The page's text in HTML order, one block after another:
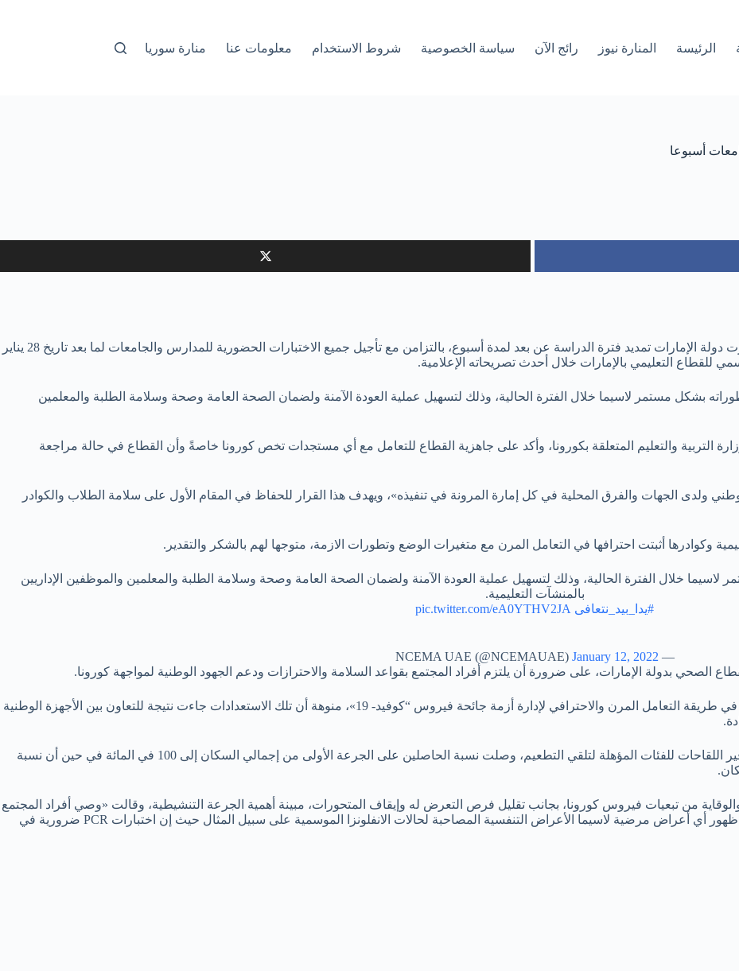
الرئیسة المنارة نيوز رائج الآن سياسة الخصوصية شروط الاستخدام معلومات عنا منارة سوريا
أسبوعا
بدءا من تاريخ 17 يناير المقبل وحتى 21 من نفس الشهر 2022، قررت دولة الإمارات تمديد فترة الدراسة عن بعد لمدة أسبوع، بالتزامن مع تأجيل جميع الاختبارات الحضورية للمدارس والجامعات لما بعد تاريخ 28 يناير
بشكل مستمر لاسيما خلال الفترة الحالية، وذلك لتسهيل عملية العودة الآمنة ولضمان الصحة العامة وصحة وسلامة الطلبة والمعلمين
التربية والتعليم المتعلقة بكورونا، وأكد على جاهزية القطاع للتعامل مع أي مستجدات تخص كورونا خاصةً وأن القطاع في حالة مراجعة
ولدى الجهات والفرق المحلية في كل إمارة المرونة في تنفيذه»، ويهدف هذا القرار للحفاظ في المقام الأول على سلامة الطلاب والكوادر
وكوادرها أثبتت احترافها في التعامل المرن مع متغيرات الوضع وتطورات الازمة، متوجها لهم بالشكر والتقدير.
لاسيما خلال الفترة الحالية، وذلك لتسهيل عملية العودة الآمنة ولضمان الصحة العامة وصحة وسلامة الطلبة والمعلمين والموظفين الإداريين
بالمنشآت التعليمية.
#يدا_بيد_نتعافى pic.twitter.com/eA0YTHV2JA
— NCEMA UAE (@NCEMAUAE)
January 12, 2022
الصحي بدولة الإمارات، على ضرورة أن يلتزم أفراد المجتمع بقواعد السلامة والاحترازات ودعم الجهود الوطنية لمواجهة كورونا.
وأوضحت «إن دولة الإمارات قدمت منذ بداية الجائحة نموذجا رائدا في طريقة التعامل المرن والاحترافي لإدارة أزمة جائحة فيروس “كوفيد- 19»، منوهة أن تلك الاستعدادات جاءت نتيجة للتعاون بين الأجهزة الوطنية
واسترسلت في حديثها مبينة أن القطاع الصحي يواصل جهوده لتوفير اللقاحات للفئات المؤهلة لتلقي التطعيم، وصلت نسبة الحاصلين على الجرعة الأولى من إجمالي السكان إلى 100 في المائة في حين أن نسبة
من تبعيات فيروس كورونا، بجانب تقليل فرص التعرض له وإيقاف المتحورات، مبينة أهمية الجرعة التنشيطية، وقالت «وصي أفراد المجتمع
بضرورة توخي الحذر وطلب العلاج وإجراء الفحوصات اللازمة عند ظهور أي أعراض مرضية لاسيما الأعراض التنفسية المصاحبة لحالات الانفلونزا الموسمية على سبيل المثال حيث إن اختبارات PCR ضرورية في